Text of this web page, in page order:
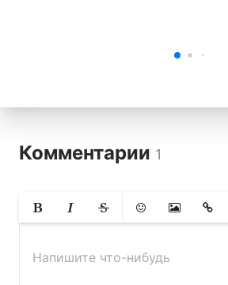
Комментарии 1
ЖирныйКурсивЗачеркнутый
СмайликиВставить
Напишите что-нибудь